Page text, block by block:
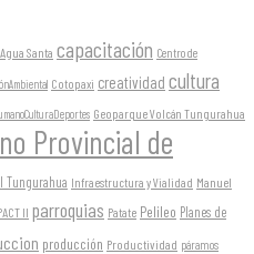
Santa capacitación Centro de
Cotopaxi creatividad cultura
Geoparque Volcán Tungurahua
Provincial de
Tungurahua Infraestructura y Vialidad Manuel
II parroquias Patate Pelileo Planes de
producción Productividad páramos